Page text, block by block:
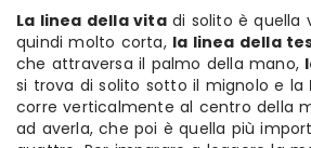
La linea della vitadi solito è quella
quindi molto corta, la linea della
che attraversa il palmo della mano,
si trova di solito sotto il mignolo e la
corre verticalmente al centro della
ad averla, che poi è quella più